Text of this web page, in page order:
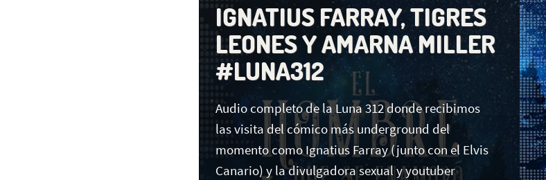
IGNATIUS FARRAY, TIGRES
LEONES Y AMARNA MILLER
#LUNA312
Audio completo de la Luna 312 donde recibimos
las visita del cómico más underground del
momento como Ignatius Farray (junto con el Elvis
Canario) y la divulgadora sexual y youtuber